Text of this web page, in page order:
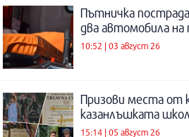
Пътничка
два автомобила на
10:52 | 03 август 26
Призови места от
казанлъшката
15:14 | 05 август 26